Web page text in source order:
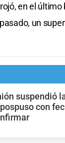
en el
un
suspendió
pospuso con